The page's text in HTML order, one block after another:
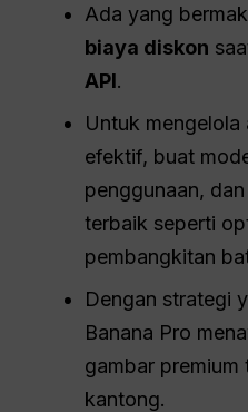
Ada yang
biaya diskon
API.
Untuk mengelola
efektif, buat
penggunaan,
terbaik seperti
pembangkitan
Dengan strategi
Banana Pro
gambar premium
kantong.